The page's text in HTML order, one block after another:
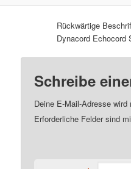
Rückwärtige
Dynacord Echocord
Schreibe
Deine E-Mail-Adresse
Erforderliche Felder sind